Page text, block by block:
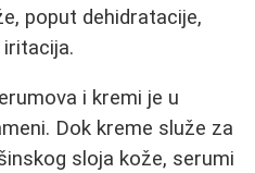
poput dehidratacije,
i kremi je u
Dok kreme služe za
sloja kože, serumi